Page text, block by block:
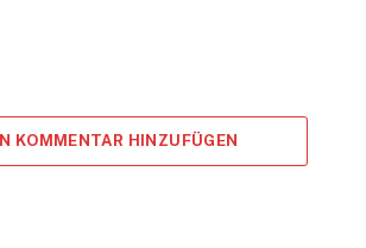
KOMMENTAR HINZUFÜGEN